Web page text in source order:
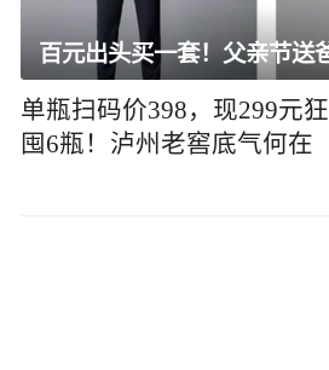
单瓶扫码价398，现299元狂
囤6瓶！泸州老窖底气何在